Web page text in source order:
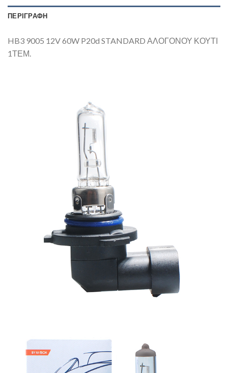
ΠΕΡΙΓΡΑΦΗ
HB3 9005 12V 60W P20d STANDARD ΑΛΟΓΟΝΟΥ ΚΟΥΤΙ
1ΤΕΜ.